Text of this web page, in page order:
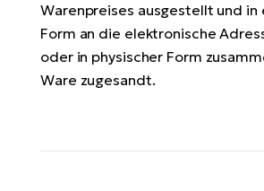
Warenpreises ausgestellt und in
Form an die elektronische
oder in physischer Form
Ware zugesandt.